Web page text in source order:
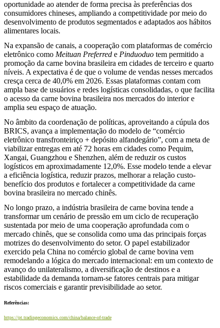
oportunidade ao atender de forma precisa às preferências dos
consumidores chineses, ampliando a competitividade por meio do
desenvolvimento de produtos segmentados e adaptados aos hábitos
alimentares locais.
Na expansão de canais, a cooperação com plataformas de comércio
eletrônico como Meituan Preferred e Pinduoduo tem permitido a
promoção da carne bovina brasileira em cidades de terceiro e quarto
níveis. A expectativa é de que o volume de vendas nesses mercados
cresça cerca de 40,0% em 2026. Essas plataformas contam com
ampla base de usuários e redes logísticas consolidadas, o que facilita
o acesso da carne bovina brasileira nos mercados do interior e
amplia seu espaço de atuação.
No âmbito da coordenação de políticas, aproveitando a cúpula dos
BRICS, avança a implementação do modelo de “comércio
eletrônico transfronteiriço + depósito alfandegário”, com a meta de
viabilizar entregas em até 72 horas em cidades como Pequim,
Xangai, Guangzhou e Shenzhen, além de reduzir os custos
logísticos em aproximadamente 12,0%. Esse modelo tende a elevar
a eficiência logística, reduzir prazos, melhorar a relação custo-
benefício dos produtos e fortalecer a competitividade da carne
bovina brasileira no mercado chinês.
No longo prazo, a indústria brasileira de carne bovina tende a
transformar um cenário de pressão em um ciclo de recuperação
sustentada por meio de uma cooperação aprofundada com o
mercado chinês, que se consolida como uma das principais forças
motrizes do desenvolvimento do setor. O papel estabilizador
exercido pela China no comércio global de carne bovina vem
remodelando a lógica do mercado internacional: em um contexto de
avanço do unilateralismo, a diversificação de destinos e a
estabilidade da demanda tornam-se fatores centrais para mitigar
riscos comerciais e garantir previsibilidade ao setor.
Referências:
https://pt.tradingeconomics.com/china/balance-of-trade